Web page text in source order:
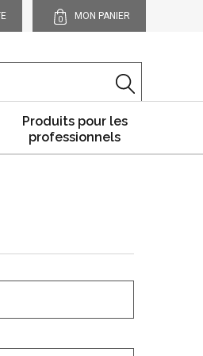
0 MON PANIER
Produits pour les
professionnels